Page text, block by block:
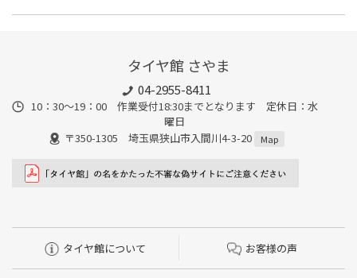
ィルターの同時交換や、在庫・車種、作業時期等により時間が変
タイヤ館 さやまは空気圧の点検・補充に対応しています。最短15
タイヤ館 さやま
04-2955-8411
10：30～19：00 作業受付18:30までとなります 定休日：水
曜日
〒350-1305 埼玉県狭山市入間川4-3-20
Map
タイヤ館について お客様の声